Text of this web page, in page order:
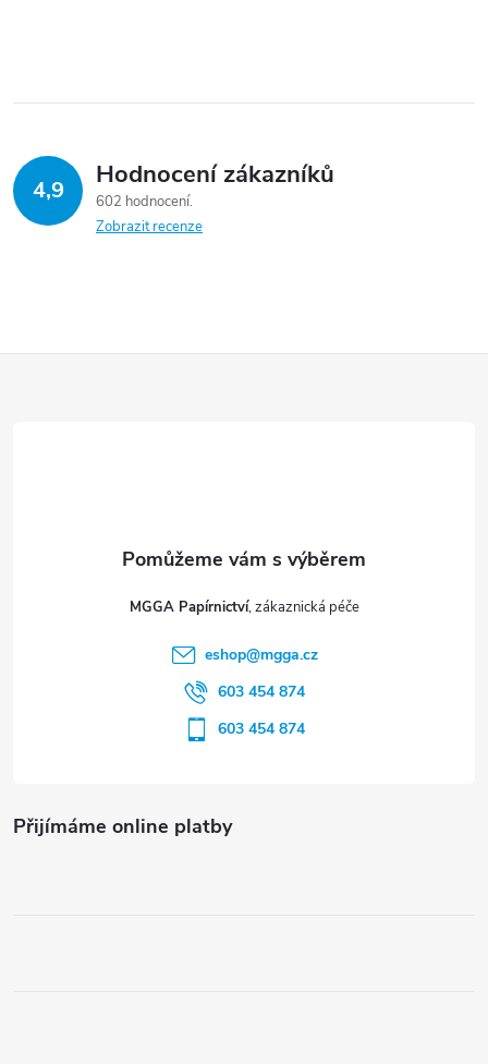
4,9 Hodnocení zákazníků
602 hodnocení
Zobrazit recenze
Přijímáme online platby
MGGA Papírnictví
eshop@mgga.cz
603 454 874
603 454 874